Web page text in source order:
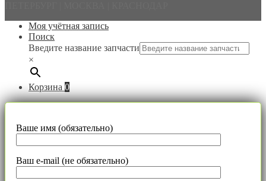
Моя учётная запись
Поиск
Введите название запчасти
×
Корзина 0
Ваше имя (обязательно)
Ваш e-mail (не обязательно)